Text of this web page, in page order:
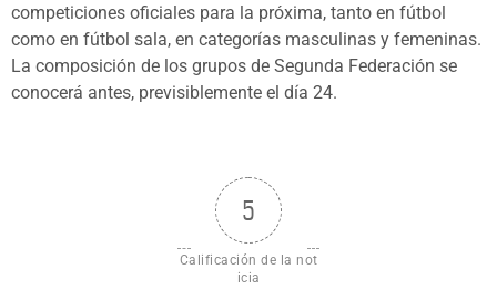
competiciones oficiales para la próxima, tanto en fútbol
como en fútbol sala, en categorías masculinas y femeninas.
La composición de los grupos de Segunda Federación se
conocerá antes, previsiblemente el día 24.
5
Calificación de la not
icia